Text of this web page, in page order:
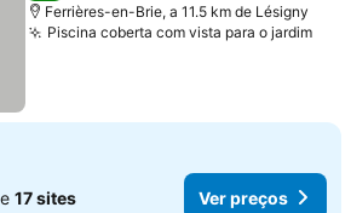
Ferrières-en-Brie, a 11.5 km de Lésigny
Piscina coberta com vista para o jardimVer
17 sites Ver preços